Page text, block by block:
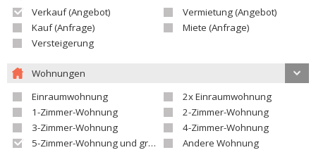
Verkauf (Angebot)
Vermietung (Angebot)
Kauf (Anfrage)
Miete (Anfrage)
Versteigerung
Wohnungen
Einraumwohnung
2x Einraumwohnung
1-Zimmer-Wohnung
2-Zimmer-Wohnung
3-Zimmer-Wohnung
4-Zimmer-Wohnung
5-Zimmer-Wohnung und größer
Andere Wohnung